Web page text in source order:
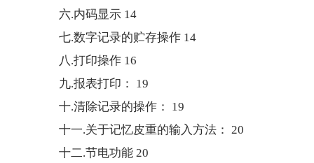
六.内码显示 14
七.数字记录的贮存操作 14
八.打印操作 16
九.报表打印：
19
十.清除记录的操作：
19
十一.关于记忆皮重的输入方法： 20
十二.节电功能 20